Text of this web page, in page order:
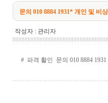
문의 010 8884 1931* 개인 및 비
작성자 : 관리자
# 파격 활인 문의 010 8884 1931